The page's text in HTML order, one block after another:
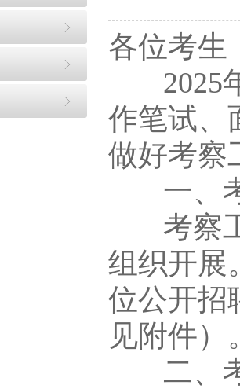
各位考生
2025年
作笔试、
做好考察
一、
考察工
组织开展
位公开招
见附件）
二、